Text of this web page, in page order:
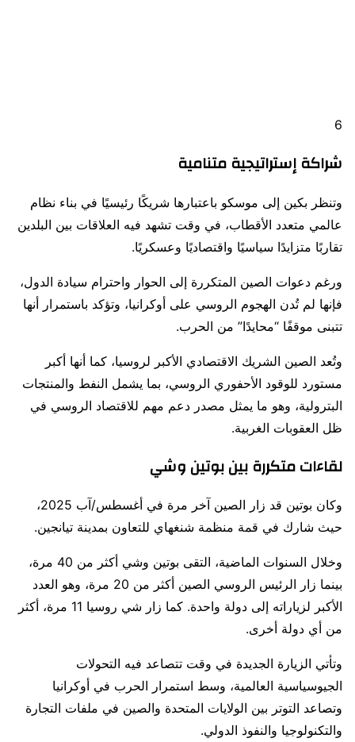
6
شراكة إستراتيجية متنامية
وتنظر بكين إلى موسكو باعتبارها شريكًا رئيسيًا في بناء نظام
عالمي متعدد الأقطاب، في وقت تشهد فيه العلاقات بين البلدين
تقاربًا متزايدًا سياسيًا واقتصاديًا وعسكريًا.
ورغم دعوات الصين المتكررة إلى الحوار واحترام سيادة الدول،
فإنها لم تُدن الهجوم الروسي على أوكرانيا، وتؤكد باستمرار أنها
تتبنى موقفًا “محايدًا” من الحرب.
وتُعد الصين الشريك الاقتصادي الأكبر لروسيا، كما أنها أكبر
مستورد للوقود الأحفوري الروسي، بما يشمل النفط والمنتجات
البترولية، وهو ما يمثل مصدر دعم مهم للاقتصاد الروسي في
ظل العقوبات الغربية.
لقاءات متكررة بين بوتين وشي
وكان بوتين قد زار الصين آخر مرة في أغسطس/آب 2025،
حيث شارك في قمة منظمة شنغهاي للتعاون بمدينة تيانجين.
وخلال السنوات الماضية، التقى بوتين وشي أكثر من 40 مرة،
بينما زار الرئيس الروسي الصين أكثر من 20 مرة، وهو العدد
الأكبر لزياراته إلى دولة واحدة. كما زار شي روسيا 11 مرة، أكثر
من أي دولة أخرى.
وتأتي الزيارة الجديدة في وقت تتصاعد فيه التحولات
الجيوسياسية العالمية، وسط استمرار الحرب في أوكرانيا
وتصاعد التوتر بين الولايات المتحدة والصين في ملفات التجارة
والتكنولوجيا والنفوذ الدولي.